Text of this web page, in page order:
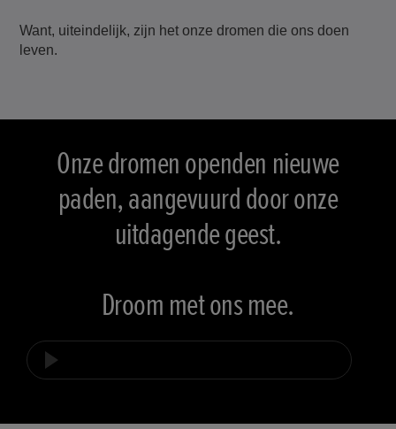
Want, uiteindelijk, zijn het onze dromen die ons doen
leven.
Onze dromen openden nieuwe
paden, aangevuurd door onze
uitdagende geest.
Droom met ons mee.